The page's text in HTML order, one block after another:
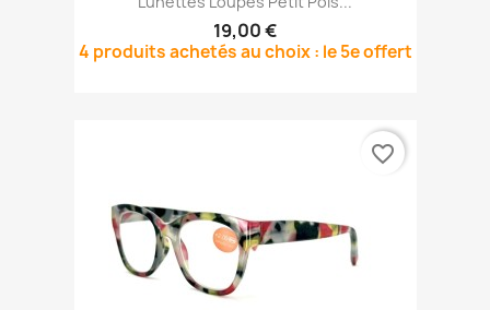
19,00 €
4 produits achetés au choix : le 5e offert
favorite_border